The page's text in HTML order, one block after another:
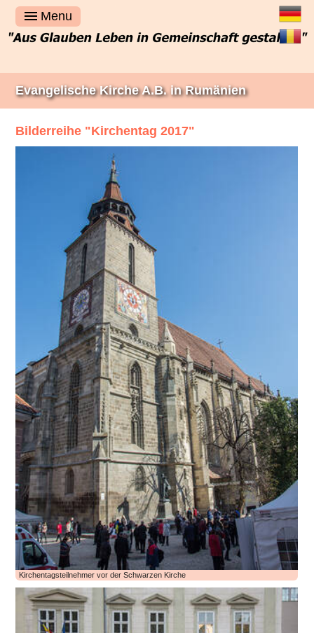
Evangelische Kirche A.B. in Rumänien
Bilderreihe "Kirchentag 2017"
Kirchentagsteilnehmer vor der Schwarzen Kirche
Deutsch
Română
Menu